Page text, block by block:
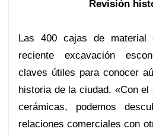
Revisión
Las 400 cajas de material
reciente excavación
claves útiles para conocer
historia de la ciudad. «Con
cerámicas, podemos
relaciones comerciales con